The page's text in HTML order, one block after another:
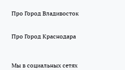
Про Город Владивосток
Про Город Краснодара
Мы в социальных сетях